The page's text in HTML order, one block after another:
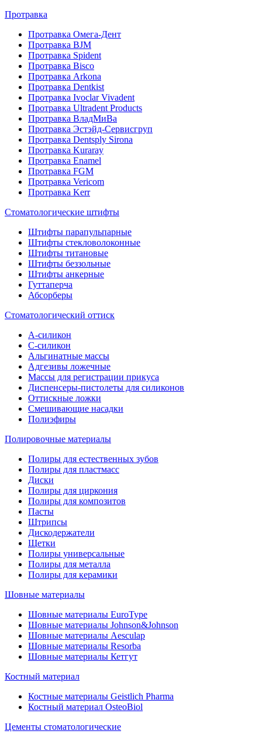
Протравка
Протравка Омега-Дент
Протравка BJM
Протравка Spident
Протравка Bisco
Протравка Arkona
Протравка Dentkist
Протравка Ivoclar Vivadent
Протравка Ultradent Products
Протравка ВладМиВа
Протравка Эстэйд-Сервисгруп
Протравка Dentsply Sirona
Протравка Kuraray
Протравка Enamel
Протравка FGM
Протравка Vericom
Протравка Kerr
Стоматологические штифты
Штифты парапульпарные
Штифты стекловолоконные
Штифты титановые
Штифты беззольные
Штифты анкерные
Гуттаперча
Абсорберы
Стоматологический оттиск
А-силикон
C-силикон
Альгинатные массы
Адгезивы ложечные
Массы для регистрации прикуса
Диспенсеры-пистолеты для силиконов
Оттискные ложки
Смешивающие насадки
Полиэфиры
Полировочные материалы
Полиры для естественных зубов
Полиры для пластмасс
Диски
Полиры для циркония
Полиры для композитов
Пасты
Штрипсы
Дискодержатели
Щетки
Полиры универсальные
Полиры для металла
Полиры для керамики
Шовные материалы
Шовные материалы EuroType
Шовные материалы Johnson&Johnson
Шовные материалы Aesculap
Шовные материалы Resorba
Шовные материалы Кетгут
Костный материал
Костные материалы Geistlich Pharma
Костный материал OsteoBiol
Цементы стоматологические